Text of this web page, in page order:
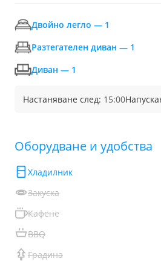
Двойно легло — 1
Разтегателен диван — 1
Диван — 1
Настаняване след: 15:00
Обoрудване и удобства
Хладилник
Закуска
Кафене
BBQ
Градина